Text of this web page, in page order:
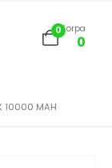
0Korpa
0
10000 MAH